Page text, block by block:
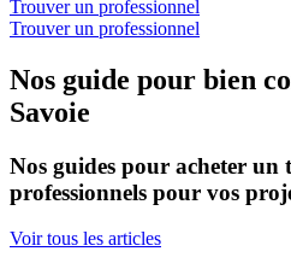
Trouver un professionnel
Trouver un professionnel
Nos guide pour bien
Savoie
Nos guides pour acheter un
professionnels pour vos
Voir tous les articles